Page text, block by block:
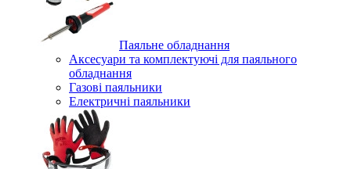
Паяльне обладнання
Аксесуари та комплектуючі для паяльного
обладнання
Газові паяльники
Електричні паяльники